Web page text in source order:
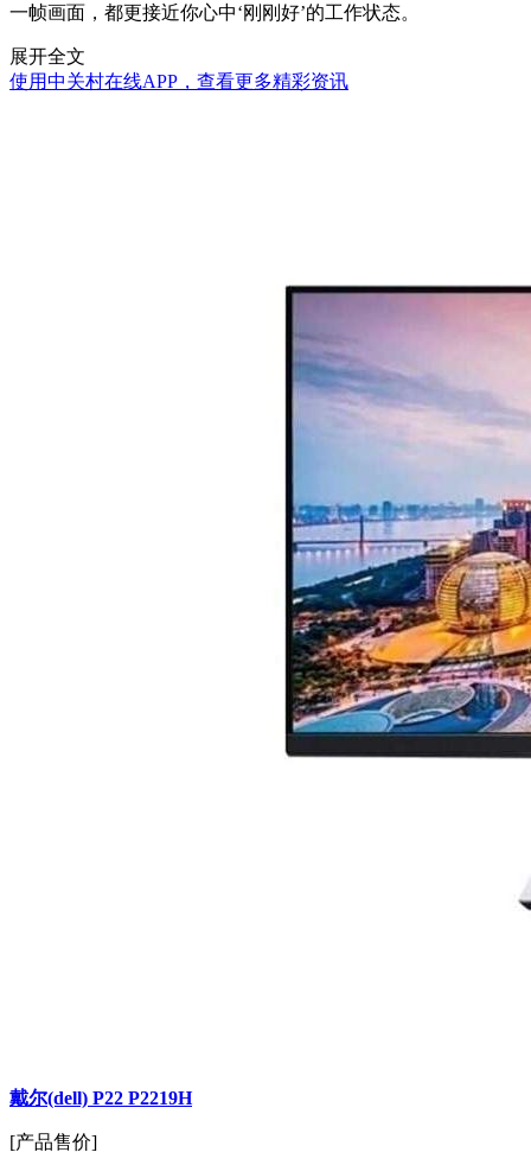
一帧画面，都更接近你心中‘刚刚好’的工作状态。
展开全文
使用中关村在线APP，查看更多精彩资讯
戴尔(dell) P22 P2219H
[产品售价]